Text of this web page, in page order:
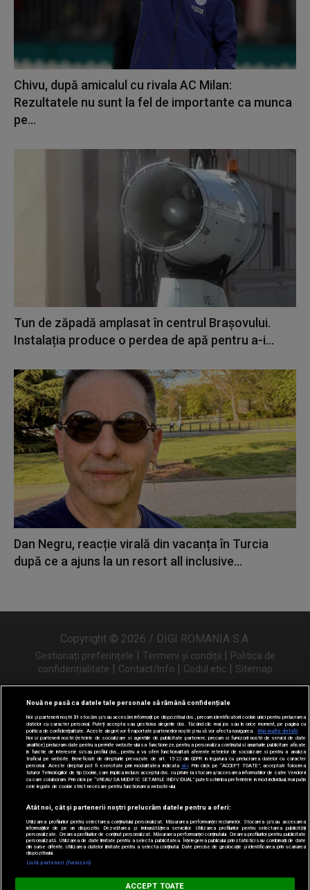
Digi FM
Chivu, după amicalul cu rivala AC Milan:
Rezultatele nu sunt la fel de importante ca munca
pe...
Tun de zăpadă amplasat în centrul Brașovului.
Instalația produce o perdea de apă pentru a-i...
Dan Negru, reacție virală din vacanța în Turcia
după ce a ajuns la un resort all inclusive...
Copyright © 2026 / DIGI ROMANIA S.A.
Gestionați preferințele | Termeni și condiții | Politica de
confidențialitate | Contact/Info | Codul etic | Sitemap
Urmărește-ne și pe
Nouă ne pasă ca datele tale personale să rămână confidențiale
Noi și partenerii noștri31 stocăm și/sau accesăm informații pe dispozitivul dvs., precum identificatorii cookie unici pentru prelucrarea
datelor cu caracter personal. Puteți accepta sau gestiona alegerile dvs. făcând clic mai jos sau în orice moment, pe pagina cu
politica de confidențialitate. Aceste alegeri vor fi raportate partenerilor noștri și nu vă vor afecta navigarea.
Mai multe detalii
Noi si partenerii nostri (retelele de socializare si agentiile de publicitate partenere, precum si furnizorii nostri de servicii de date
analitice) prelucram date pentru a permite website-ului sa functioneze, pentru a personaliza continutul si anunturile publicitare afisate
in functie de interesele si/sau profilul dvs., pentru a va oferi functionalitati aferente retelelor de socializare si pentru a analiza
traficul pe website. Beneficiati de drepturile prevazute de art. 15-22 din GDPR in legatura cu prelucrarea datelor cu caracter
personal. Aceste drepturi pot fi exercitate prin modalitatea indicata aici. Prin click pe “ACCEPT TOATE”, acceptati folosirea
tuturor Tehnologiilor de tip Cookie, care implica inclusiv acceptul dvs. cu privire la stocarea/accesarea informatiilor de catre Vendor-ii
cu care colaboram. Prin click pe “VREAU SA MODIFIC SETARILE INDIVIDUAL” puteti schimba preferintele in mod individual, mai putin
cele legate de cookie strict necesare pentru functionarea website-ului.
Atât noi, cât și partenerii noștri prelucrăm datele pentru a oferi:
Utilizarea profilurilor pentru selectarea conținutului personalizat. Măsurarea performanței reclamelor. Stocarea și/sau accesarea
informațiilor de pe un dispozitiv. Dezvoltarea și îmbunătățirea serviciilor. Utilizarea profilurilor pentru selectarea publicității
personalizate. Crearea profilurilor de conținut personalizat. Măsurarea performanței conținutului. Crearea profilurilor pentru publicitate
personalizată. Utilizarea de date limitate pentru a selecta publicitatea. Înțelegerea publicului prin statistici sau combinații de date
din surse diferite. Utilizarea datelor limitate pentru a selecta conținutul. Date precise de geolocație și identificarea prin scanarea
dispozitivului.
Listă parteneri (furnizori)
ACCEPT TOATE